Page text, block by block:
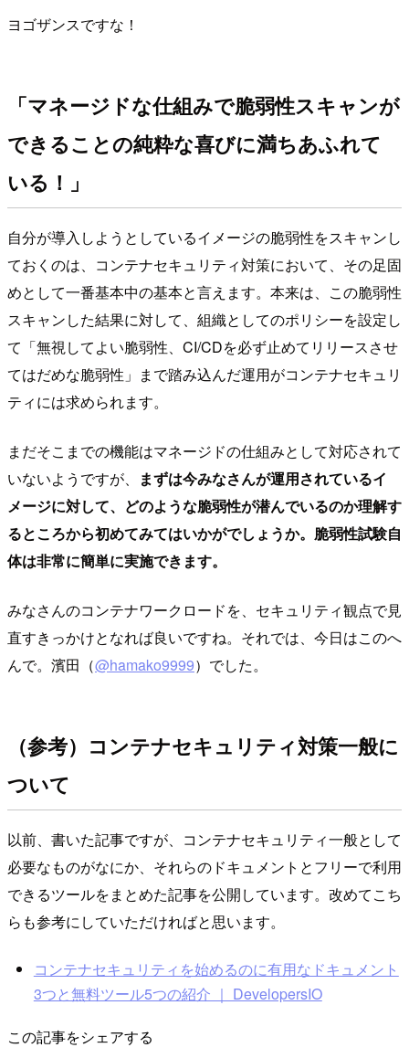
ヨゴザンスですな！
「マネージドな仕組みで脆弱性スキャンが
できることの純粋な喜びに満ちあふれて
いる！」
自分が導入しようとしているイメージの脆弱性をスキャンし
ておくのは、コンテナセキュリティ対策において、その足固
めとして一番基本中の基本と言えます。本来は、この脆弱性
スキャンした結果に対して、組織としてのポリシーを設定し
て「無視してよい脆弱性、CI/CDを必ず止めてリリースさせ
てはだめな脆弱性」まで踏み込んだ運用がコンテナセキュリ
ティには求められます。
まだそこまでの機能はマネージドの仕組みとして対応されて
いないようですが、
まずは今みなさんが運用されているイ
メージに対して、どのような脆弱性が潜んでいるのか理解す
るところから初めてみてはいかがでしょうか。脆弱性試験自
体は非常に簡単に実施できます。
みなさんのコンテナワークロードを、セキュリティ観点で見
直すきっかけとなれば良いですね。それでは、今日はこのへ
んで。濱田（@hamako9999）でした。
（参考）コンテナセキュリティ対策一般に
ついて
以前、書いた記事ですが、コンテナセキュリティ一般として
必要なものがなにか、それらのドキュメントとフリーで利用
できるツールをまとめた記事を公開しています。改めてこち
らも参考にしていただければと思います。
コンテナセキュリティを始めるのに有用なドキュメント
3つと無料ツール5つの紹介 ｜ DevelopersIO
この記事をシェアする